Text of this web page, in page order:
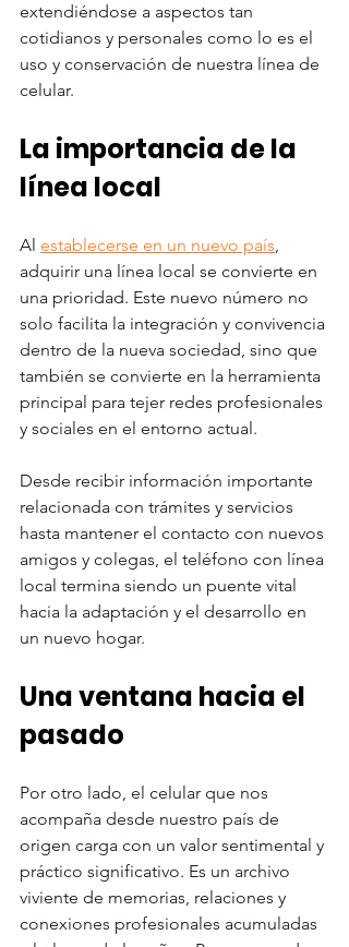
extendiéndose a aspectos tan
cotidianos y personales como lo es el
uso y conservación de nuestra línea de
celular.
La importancia de la
línea local
Al establecerse en un nuevo país,
adquirir una línea local se convierte en
una prioridad. Este nuevo número no
solo facilita la integración y convivencia
dentro de la nueva sociedad, sino que
también se convierte en la herramienta
principal para tejer redes profesionales
y sociales en el entorno actual.
Desde recibir información importante
relacionada con trámites y servicios
hasta mantener el contacto con nuevos
amigos y colegas, el teléfono con línea
local termina siendo un puente vital
hacia la adaptación y el desarrollo en
un nuevo hogar.
Una ventana hacia el
pasado
Por otro lado, el celular que nos
acompaña desde nuestro país de
origen carga con un valor sentimental y
práctico significativo. Es un archivo
viviente de memorias, relaciones y
conexiones profesionales acumuladas